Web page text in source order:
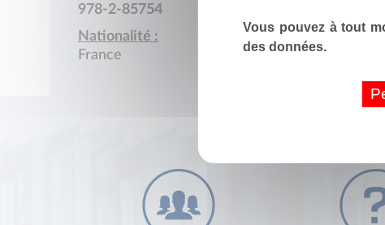
978-2-85754
Nationalité :
France
Vous pouvez à tout
des données.